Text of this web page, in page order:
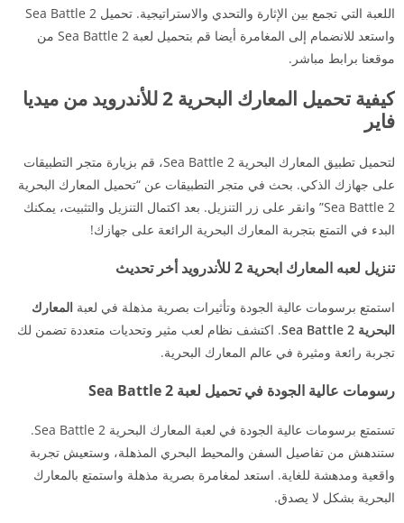
اللعبة التي تجمع بين الإثارة والتحدي والاستراتيجية. تحميل Sea Battle 2
واستعد للانضمام إلى المغامرة أيضا قم بتحميل لعبة Sea Battle 2 من
موقعنا برابط مباشر.
كيفية تحميل المعارك البحرية 2 للأندرويد من ميديا
فاير
لتحميل تطبيق المعارك البحرية Sea Battle 2، قم بزيارة متجر التطبيقات
على جهازك الذكي. بحث في متجر التطبيقات عن “تحميل المعارك البحرية
Sea Battle 2” وانقر على زر التنزيل. بعد اكتمال التنزيل والتثبيت، يمكنك
البدء في التمتع بتجربة المعارك البحرية الرائعة على جهازك!
تنزيل لعبه المعارك ابحرية 2 للأندرويد أخر تحديث
استمتع برسومات عالية الجودة وتأثيرات بصرية مذهلة في لعبة المعارك
البحرية Sea Battle 2
. اكتشف نظام لعب مثير وتحديات متعددة تضمن لك
تجربة رائعة ومثيرة في عالم المعارك البحرية.
رسومات عالية الجودة في تحميل لعبة Sea Battle 2
تستمتع برسومات عالية الجودة في لعبة المعارك البحرية Sea Battle 2.
ستندهش من تفاصيل السفن والمحيط البحري المذهلة، وستعيش تجربة
واقعية ومدهشة للغاية. استعد لمغامرة بصرية مذهلة واستمتع بالمعارك
البحرية بشكل لا يصدق.